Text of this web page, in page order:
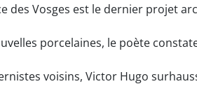
des Vosges est le dernier projet
porcelaines, le poète
voisins, Victor Hugo